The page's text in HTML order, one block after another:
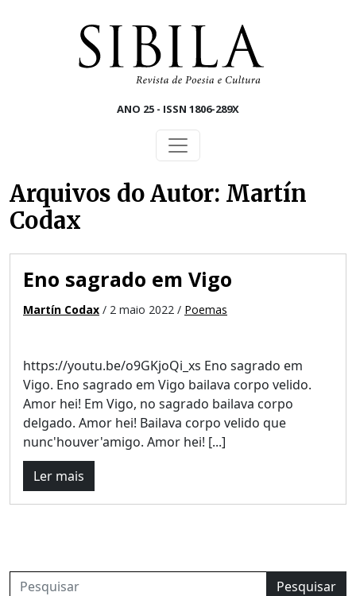
ANO 25 - ISSN 1806-289X
Arquivos do Autor: Martín
Codax
Eno sagrado em Vigo
Martín Codax / 2 maio 2022 / Poemas
https://youtu.be/o9GKjoQi_xs Eno sagrado em
Vigo. Eno sagrado em Vigo bailava corpo velido.
Amor hei! Em Vigo, no sagrado bailava corpo
delgado. Amor hei! Bailava corpo velido que
nunc'houver'amigo. Amor hei! [...]
Ler mais
Pesquisar